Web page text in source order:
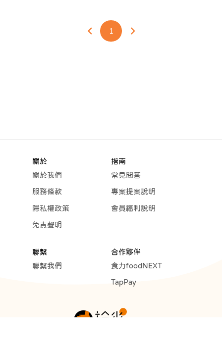
1
關於
關於我們
服務條款
隱私權政策
免責聲明
指南
常見問答
專案提案說明
會員福利說明
聯繫
聯繫我們
合作夥伴
食力foodNEXT
TapPay